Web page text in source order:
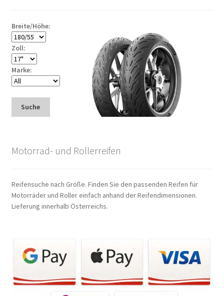
Breite/Höhe:
Zoll:
Marke:
Suche
Motorrad- und Rollerreifen
Reifensuche nach Größe. Finden Sie den passenden Reifen für
Motorräder und Roller einfach anhand der Reifendimensionen.
Lieferung innerhalb Österreichs.